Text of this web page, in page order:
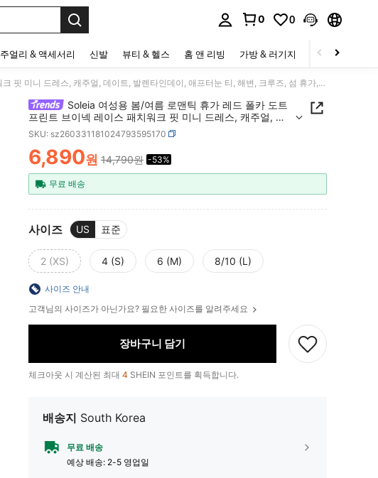
0 0
주얼리 & 액세서리 신발 뷰티 & 헬스 홈 앤 리빙 가방 & 러기지 스포츠 & 아웃
Soleia 여성용 봄/여름 로맨틱 휴가 레드 폴카 도트 프린트 브이넥 레이스 패치워크 핏 미니 드레스, 캐주얼, 데이트, 발렌타인데이, 애프터눈 티, 해변, 크루즈, 섬 휴가, 브런치, 로드 트립, 도시 휴가, 음악 축제, 파티, 보헤미안, 보헤미안, 히피, 웨스턴, 다용도 레이어링, 사계절, 일상 출퇴근
Soleia 여성용 봄/여름 로맨틱 휴가 레드 폴카 도트
프린트 브이넥 레이스 패치워크 핏 미니 드레스, 캐주얼, 데
이트, 발렌타인데이, 애프터눈 티, 해변, 크루즈, 섬 휴가, 브
런치, 로드 트립, 도시 휴가, 음악 축제, 파티, 보헤미안, 보헤
미안, 히피, 웨스턴, 다용도 레이어링, 사계절, 일상 출퇴근
SKU: sz260331181024793595170
PRICE AND AVAILABILITY
6,890원 14,790원 -53%
무료 배송
사이즈 US 표준
2 (XS) 4 (S) 6 (M) 8/10 (L)
사이즈 안내
고객님의 사이즈가 아닌가요? 필요한 사이즈를 알려주세요
장바구니 담기
체크아웃 시 계산된 최대 4 SHEIN 포인트를 획득합니다.
배송지 South Korea
무료 배송
예상 배송: 2-5 영업일